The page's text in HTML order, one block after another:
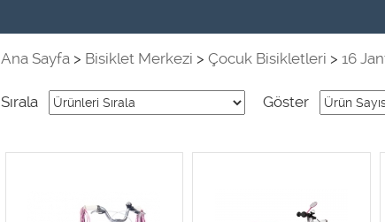
Ana Sayfa > Bisiklet Merkezi > Çocuk Bisikletleri > 16
Sırala Göster